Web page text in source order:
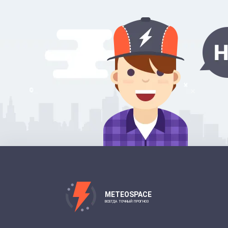
METEOSPACE
ВСЕГДА ТОЧНЫЙ ПРОГНОЗ